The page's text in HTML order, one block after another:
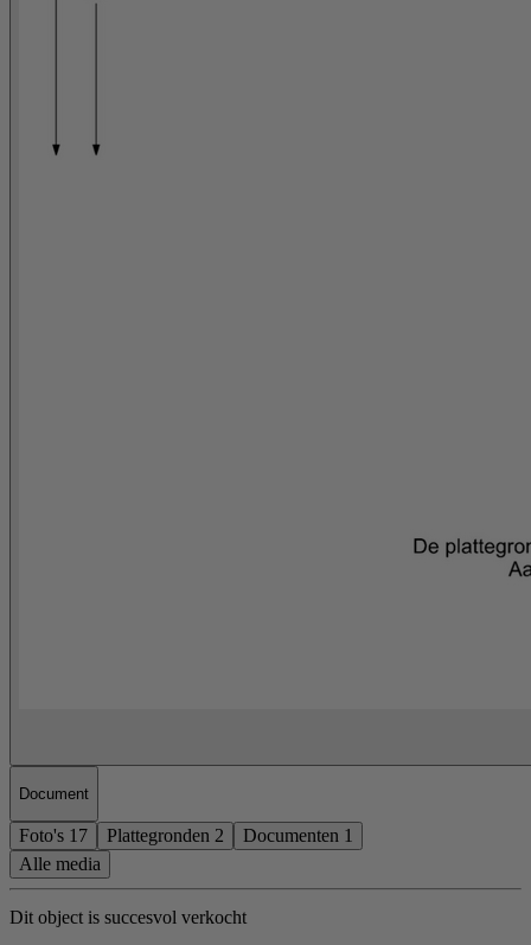
Document
Foto's 17 Plattegronden 2 Documenten 1
Alle media
Dit object is succesvol verkocht